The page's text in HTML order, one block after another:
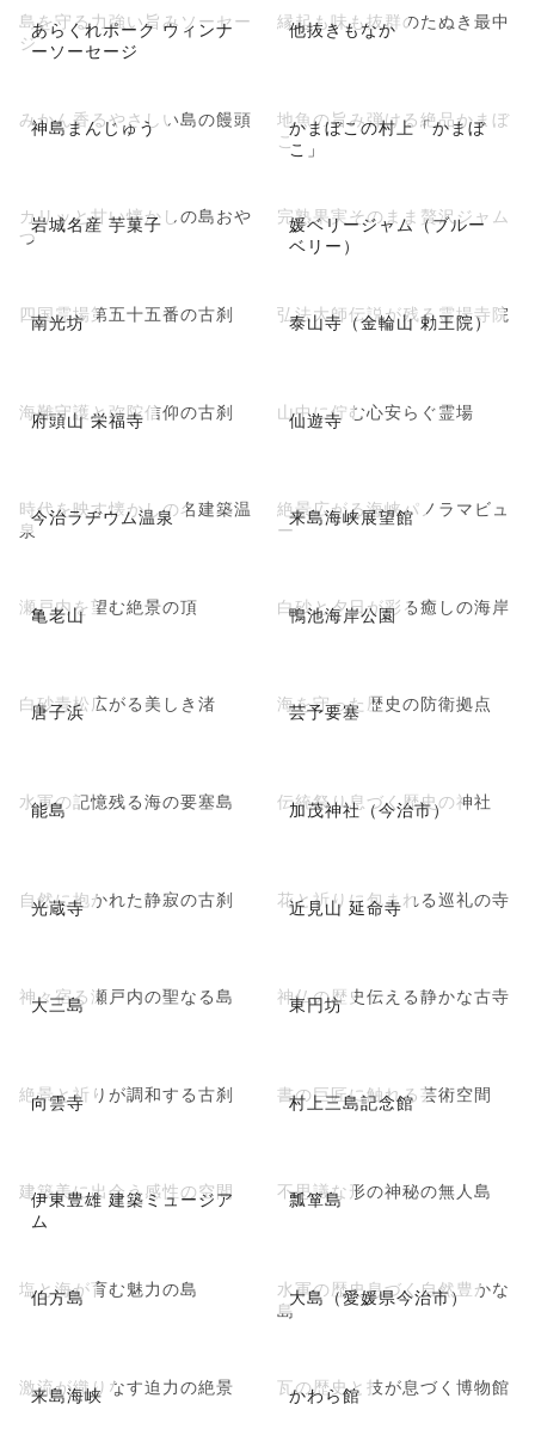
あらくれポーク ウィンナ
ーソーセージ
島を守る力強い旨みソーセー
ジ
他抜きもなか
縁起も味も抜群のたぬき最中
神島まんじゅう
みかん香るやさしい島の饅頭
かまぼこの村上「かまぼ
こ」
地魚の旨み弾ける絶品かまぼ
こ
岩城名産 芋菓子
カリッと甘い懐かしの島おや
つ
媛ベリージャム（ブルー
ベリー）
完熟果実そのまま贅沢ジャム
南光坊
四国霊場第五十五番の古刹 泰山寺（金輪山 勅王院）
弘法大師伝説が残る霊場寺院
府頭山 栄福寺
海難守護と弥陀信仰の古刹 仙遊寺
山中に佇む心安らぐ霊場
今治ラヂウム温泉
時代を映す懐かしの名建築温
泉
来島海峡展望館
絶景広がる海峡パノラマビュ
ー
亀老山
瀬戸内を望む絶景の頂 鴨池海岸公園
白砂と夕日が彩る癒しの海岸
唐子浜
白砂青松広がる美しき渚 芸予要塞
海を守った歴史の防衛拠点
能島
水軍の記憶残る海の要塞島 加茂神社（今治市）
伝統祭り息づく歴史の神社
光蔵寺
自然に抱かれた静寂の古刹 近見山 延命寺
花と祈りに包まれる巡礼の寺
大三島
神々宿る瀬戸内の聖なる島 東円坊
神仏の歴史伝える静かな古寺
向雲寺
絶景と祈りが調和する古刹 村上三島記念館
書の巨匠に触れる芸術空間
伊東豊雄 建築ミュージア
ム
建築美に出会う感性の空間 瓢箪島
不思議な形の神秘の無人島
伯方島
塩と海が育む魅力の島 大島（愛媛県今治市）
水軍の歴史息づく自然豊かな
島
来島海峡
激流が織りなす迫力の絶景 かわら館
瓦の歴史と技が息づく博物館